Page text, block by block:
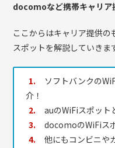
docomoなど携帯キャリア
ここからはキャリア提供
スポットを解説していきま
ソフトバンクの
介！
auのWiFiスポット
docomoのWiFiス
他にもコンビニや